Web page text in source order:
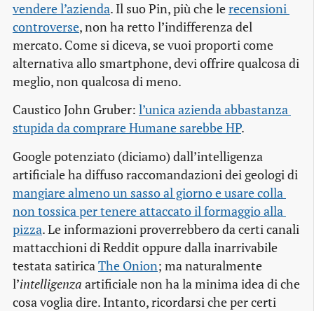
vendere l’azienda. Il suo Pin, più che lerecensioni
controverse, non ha retto l’indifferenza del
mercato. Come si diceva, se vuoi proporti come
alternativa allo smartphone, devi offrire qualcosa di
meglio, non qualcosa di meno.
Caustico John Gruber: l’unica azienda abbastanza
stupida da comprare Humane sarebbe HP.
Google potenziato (diciamo) dall’intelligenza
artificiale ha diffuso raccomandazioni dei geologi di
mangiare almeno un sasso al giorno e usare colla
non tossica per tenere attaccato il formaggio alla
pizza. Le informazioni proverrebbero da certi canali
mattacchioni di Reddit oppure dalla inarrivabile
testata satirica The Onion; ma naturalmente
l’intelligenza artificiale non ha la minima idea di che
cosa voglia dire. Intanto, ricordarsi che per certi